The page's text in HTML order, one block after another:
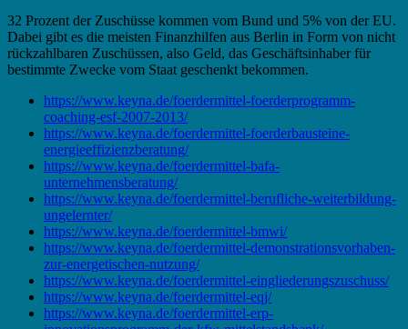
32 Prozent der Zuschüsse kommen vom Bund und 5% von der EU.
Dabei gibt es die meisten Finanzhilfen aus Berlin in Form von nicht
rückzahlbaren Zuschüssen, also Geld, das Geschäftsinhaber für
bestimmte Zwecke vom Staat geschenkt bekommen.
https://www.keyna.de/foerdermittel-foerderprogramm-
coaching-esf-2007-2013/
https://www.keyna.de/foerdermittel-foerderbausteine-
energieeffizienzberatung/
https://www.keyna.de/foerdermittel-bafa-
unternehmensberatung/
https://www.keyna.de/foerdermittel-berufliche-weiterbildung-
ungelernter/
https://www.keyna.de/foerdermittel-bmwi/
https://www.keyna.de/foerdermittel-demonstrationsvorhaben-
zur-energetischen-nutzung/
https://www.keyna.de/foerdermittel-eingliederungszuschuss/
https://www.keyna.de/foerdermittel-eqj/
https://www.keyna.de/foerdermittel-erp-